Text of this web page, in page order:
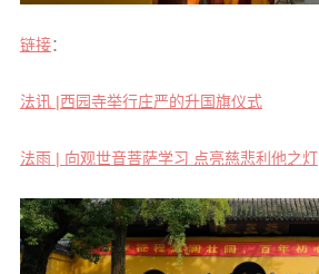
链接：
法讯 |西园寺举行庄严的升国旗仪式
法雨 | 向观世音菩萨学习 点亮慈悲利他之灯